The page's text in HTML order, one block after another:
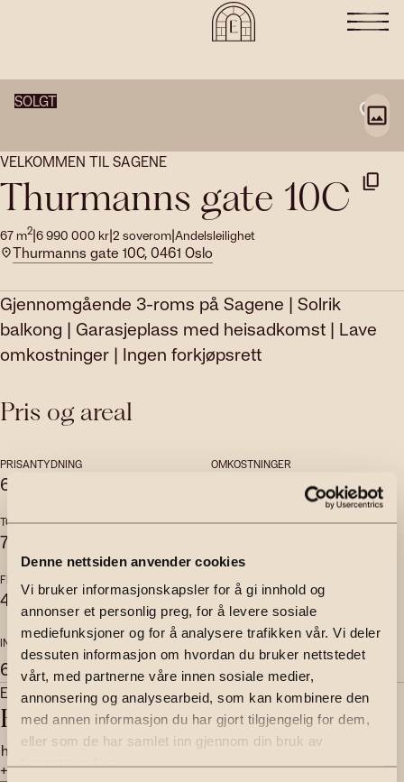
Denne nettsiden anvender cookies
Vi bruker informasjonskapsler for å gi innhold og
annonser et personlig preg, for å levere sosiale
mediefunksjoner og for å analysere trafikken vår. Vi deler
dessuten informasjon om hvordan du bruker nettstedet
vårt, med partnerne våre innen sosiale medier,
annonsering og analysearbeid, som kan kombinere den
med annen informasjon du har gjort tilgjengelig for dem,
eller som de har samlet inn gjennom din bruk av
tjenestene deres.
SOLGT
VELKOMMEN TIL SAGENE
Thurmanns gate 10C
67 m2|6 990 000 kr|2 soverom|Andelsleilighet
Thurmanns gate 10C, 0461 Oslo
Gjennomgående 3-roms på Sagene | Solrik
balkong | Garasjeplass med heisadkomst | Lave
omkostninger | Ingen forkjøpsrett
Pris og areal
PRISANTYDNING
6 990 000
OMKOSTNINGER
TOTALPRIS
7 414 261
FELLESKOSTNADER
FELLESGJELD
423 171,-
BRUKSAREAL
76m2
INTERNT BRUKSAREAL
67 m2
EKSTERNT BRUKSAREAL
9m2
Eiendomsmeglerfullmektig | Partner
Håkon Hovland
hakon.hovland@emera.no
+47 473 51 337